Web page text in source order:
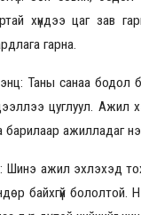
хүндээ цаг зав
гарна.
Таны санаа бодол
цуглуул. Ажил
барилаар ажилладаг
Шинэ ажил эхлэхэд
байхгүй бололтой.